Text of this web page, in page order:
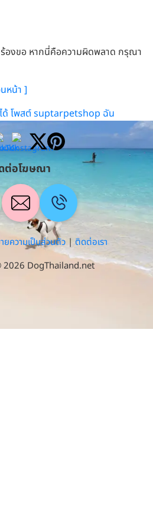
งขอ หากนี่คือความผิดพลาด กรุณา
หน้า ]
โพสต์suptarpetshop ฉัน
ต่อโฆษณา
ยความเป็นส่วนตัว| ติดต่อเรา
DogThailand.net